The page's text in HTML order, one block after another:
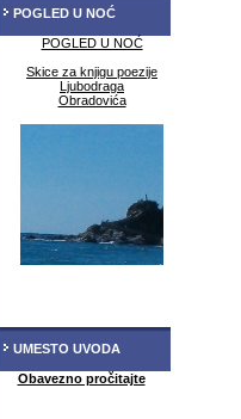
POGLED U NOĆ
POGLED U NOĆ
Skice za knjigu poezije
Ljubodraga
Obradovića
UMESTO UVODA
Obavezno pročitajte